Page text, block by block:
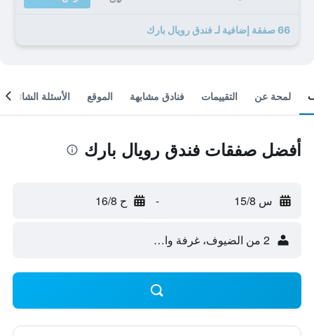
66 صفقة إضافية لـ فندق رويال بارك
لمحة عن التقييمات فنادق مشابهة الموقع الأسئلة الشائعة
أفضل صفقات فندق رويال بارك
س 15/8 - ح 16/8
2 من الضيوف، غرفة واحدة